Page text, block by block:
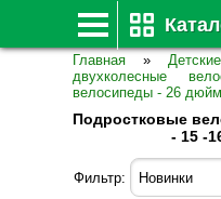
Главная »
двухколесные
велосипеды - 26
Подростковые
- 15 -
Фильтр: